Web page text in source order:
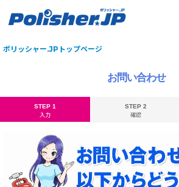
ポリッシャー.JPトップページ
お問い合わせ
STEP 1
入力
STEP 2
確認